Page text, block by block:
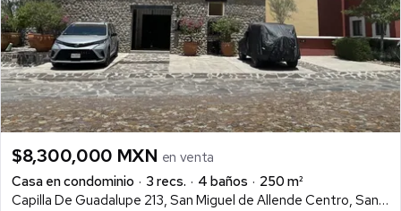
$8,300,000 MXN en venta
Casa en condominio
3 recs. 4 baños
250 m²
Capilla De Guadalupe 213, San Miguel de Allende Centro, San Miguel de Allende